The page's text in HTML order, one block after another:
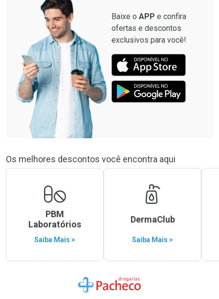
Baixe o APP e confira
ofertas e descontos
exclusivos para você!
Os melhores descontos você encontra aqui
PBM
Laboratórios
Saiba Mais >
DermaClub
Saiba Mais >
Ir para a Home